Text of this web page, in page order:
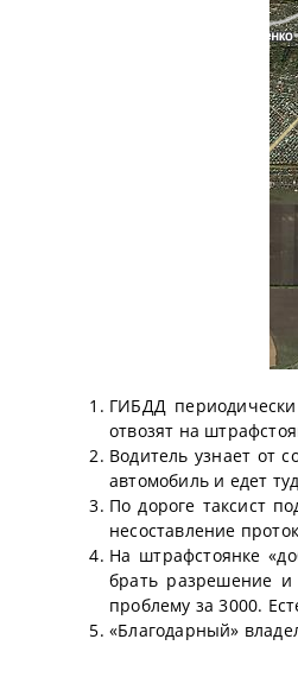
ГИБДД
отвозят на
Водитель узнает от
автомобиль и едет
По дороге таксист
несоставление
На штрафстоянке
брать разрешение
проблему за 3000.
«Благодарный»